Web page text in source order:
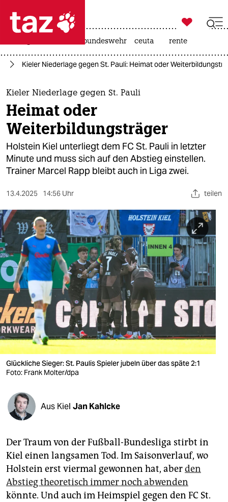
 taz zahl ich
taz zahl ich
themen
politik
öko
gesellschaft
sport
berlin
nord
wahrheit
verlag
verlag
veranstaltungen
shop
fragen & hilfe
unterstützen
abo
genossenschaft
epaper login

taz zahl ich
bundeswehr ceuta rente
Kieler Niederlage gegen St. Pauli: Heimat oder
Kieler Niederlage gegen St. Pauli
Heimat oder
Weiterbildungsträger
Holstein Kiel unterliegt dem FC St. Pauli in letzter
Minute und muss sich auf den Abstieg einstellen.
Trainer Marcel Rapp bleibt auch in Liga zwei.
13.4.2025 14:56 Uhr teilen
Glückliche Sieger: St. Paulis Spieler jubeln über das späte 2:1
Foto: Frank Molter/dpa
Aus Kiel Jan Kahlcke
Der Traum von der Fußball-Bundesliga stirbt in
Kiel einen langsamen Tod. Im Saisonverlauf, wo
Holstein erst viermal gewonnen hat, aberden
Abstieg theoretisch immer noch abwenden
könnte. Und auch im Heimspiel gegen den FC St.